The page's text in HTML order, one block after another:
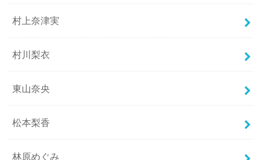
村上奈津実
村川梨衣
東山奈央
松本梨香
林原めぐみ